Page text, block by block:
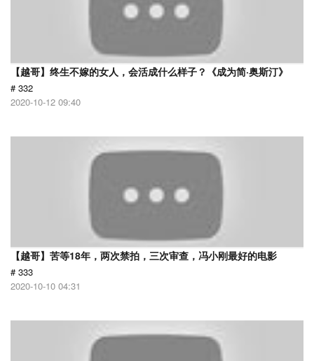
【越哥】终生不嫁的女人，会活成什么样子？《成为简·奥斯汀》
# 332
2020-10-12 09:40
【越哥】苦等18年，两次禁拍，三次审查，冯小刚最好的电影
# 333
2020-10-10 04:31